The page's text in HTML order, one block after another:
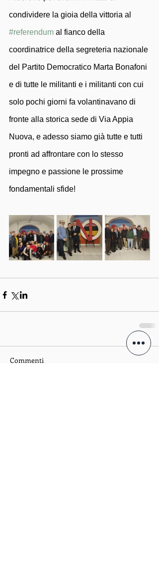
condividere la gioia della vittoria al
#referendum al fianco della
coordinatrice della segreteria nazionale
del Partito Democratico Marta Bonafoni
e di tutte le militanti e i militanti con cui
solo pochi giorni fa volantinavano di
fronte alla storica sede di Via Appia
Nuova, e adesso siamo già tutte e tutti
pronti ad affrontare con lo stesso
impegno e passione le prossime
fondamentali sfide!
Commenti